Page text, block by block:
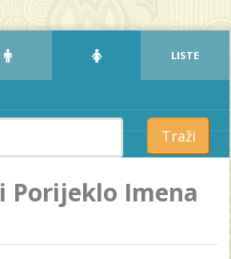
LISTE
Traži
Porijeklo Imena